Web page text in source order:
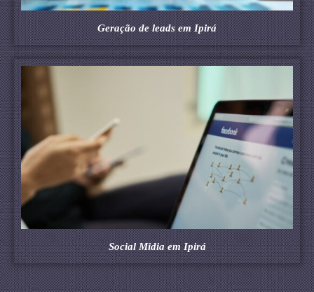
Geração de leads em Ipirá
Social Midia em Ipirá